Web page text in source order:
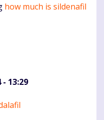
how much is sildenafil
- 13:29